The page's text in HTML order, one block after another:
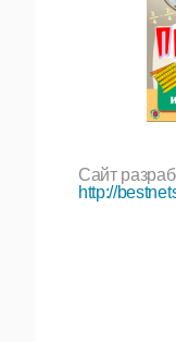
Сайт
http://